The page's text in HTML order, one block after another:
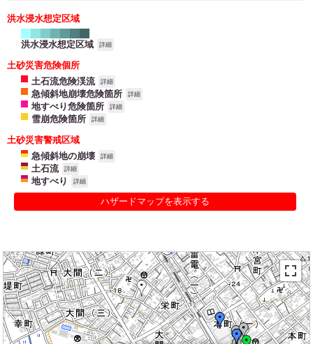
洪水浸水想定区域
洪水浸水想定区域 詳細
土砂災害危険個所
土石流危険渓流
詳細
急傾斜地崩壊危険箇所 詳細
地すべり危険箇所 詳細
雪崩危険箇所 詳細
土砂災害警戒区域
急傾斜地の崩壊
詳細
土石流 詳細
地すべり 詳細
ハザードマップを表示する